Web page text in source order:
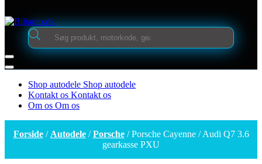
search
Shop autodele Shop autodele
Kontakt os Kontakt os
Om os Om os
Forside/ Autodele/Porsche/ Porsche Cayenne / Audi Q7 3.6
gearkasse PXU